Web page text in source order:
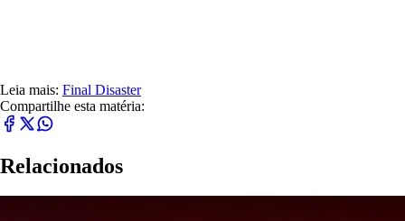
Leia mais: Final Disaster
Compartilhe esta matéria:
Relacionados